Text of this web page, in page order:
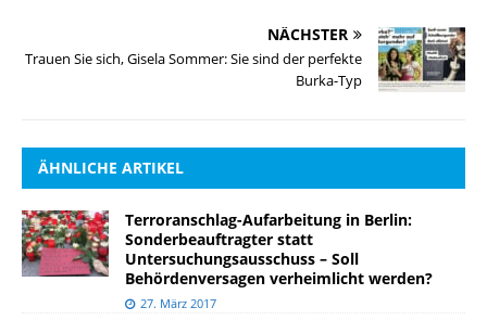
NÄCHSTER
Trauen Sie sich, Gisela Sommer: Sie sind der perfekte
Burka-Typ
ÄHNLICHE ARTIKEL
Terroranschlag-Aufarbeitung in Berlin:
Sonderbeauftragter statt
Untersuchungsausschuss – Soll
Behördenversagen verheimlicht werden?
27. März 2017